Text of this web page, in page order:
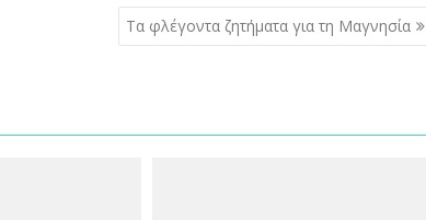
Tα φλέγοντα ζητήματα για τη Μαγνησία